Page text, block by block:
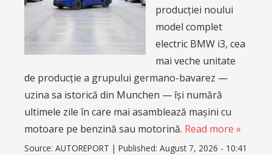
producției noului
model complet
electric BMW i3, cea
mai veche unitate
de producție a grupului germano-bavarez —
uzina sa istorică din Munchen — își numără
ultimele zile în care mai asamblează mașini cu
motoare pe benzină sau motorină. Read more »
Source: AUTOREPORT | Published: August 7, 2026 - 10:41